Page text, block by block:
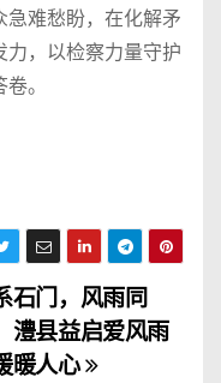
难愁盼，在化解矛
，以检察力量守护
。
石门，风雨同
澧县益启爱风雨
暖人心